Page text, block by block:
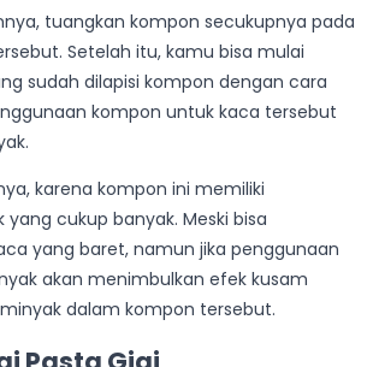
tuangkan kompon secukupnya pada
Setelah itu, kamu bisa mulai
sudah dilapisi kompon dengan cara
kompon untuk kaca tersebut
karena kompon ini memiliki
cukup banyak. Meski bisa
yang baret, namun jika penggunaan
akan menimbulkan efek kusam
dalam kompon tersebut.